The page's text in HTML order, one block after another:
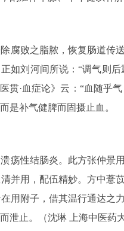
腐败之脂脓，恢复肠道传
如刘河间所说：“调气则后
贯·血症论》云：“血随乎
是补气健脾而固摄止血。
疡性结肠炎。此方张仲景
并用，配伍精妙。方中薏
用附子，借其温行通达之
泄止。（沈琳 上海中医药